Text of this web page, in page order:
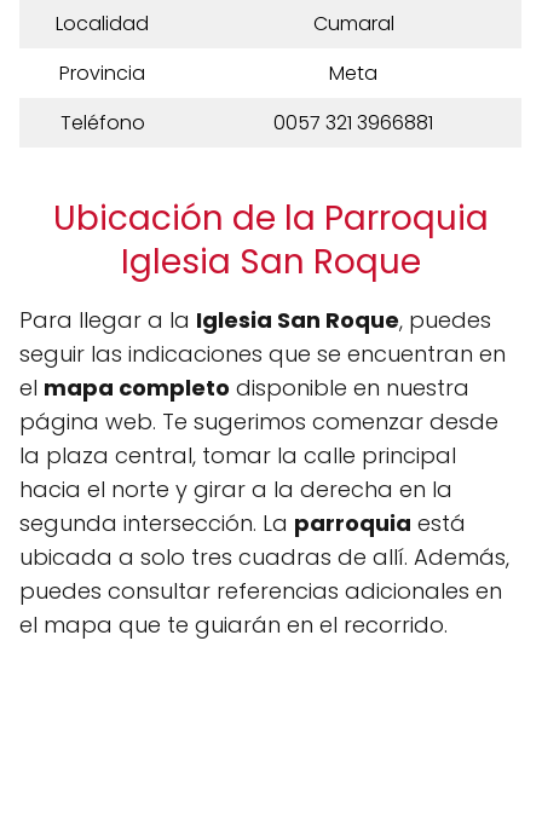
Localidad
Cumaral
Provincia
Meta
Teléfono
0057 321 3966881
Ubicación de la Parroquia
Iglesia San Roque
Para llegar a la Iglesia San Roque, puedes
seguir las indicaciones que se encuentran en
el mapa completo disponible en nuestra
página web. Te sugerimos comenzar desde
la plaza central, tomar la calle principal
hacia el norte y girar a la derecha en la
segunda intersección. La parroquia está
ubicada a solo tres cuadras de allí. Además,
puedes consultar referencias adicionales en
el mapa que te guiarán en el recorrido.